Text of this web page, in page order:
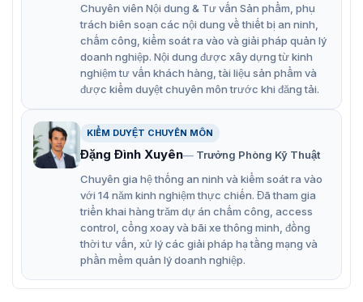
Hỗ trợ TCP/IP, Wifi, xem trực tiếp qua RTSP.
Đạt IP65, lắp đặt được ở ngoài trời.
Đồng bộ thời gian NTP tự động và thủ công.
Cấu hình qua trình duyệt web.
Hỗ trợ 6 trạng thái chấm công: check in, check out,
break in, break out, overtime in, overtime out.
Chuyên viên Nội dung & Tư vấn Sản phẩm, phụ
trách biên soạn các nội dung về thiết bị an ninh,
chấm công, kiểm soát ra vào và giải pháp quản lý
doanh nghiệp. Nội dung được xây dựng từ kinh
nghiệm tư vấn khách hàng, tài liệu sản phẩm và
được kiểm duyệt chuyên môn trước khi đăng tải.
KIỂM DUYỆT CHUYÊN MÔN
Đặng Đình Xuyên
Trưởng Phòng Kỹ Thuật
Chuyên gia hệ thống an ninh và kiểm soát ra vào
với 14 năm kinh nghiệm thực chiến. Đã tham gia
triển khai hàng trăm dự án chấm công, access
control, cổng xoay và bãi xe thông minh, đồng
thời tư vấn, xử lý các giải pháp hạ tầng mạng và
phần mềm quản lý doanh nghiệp.